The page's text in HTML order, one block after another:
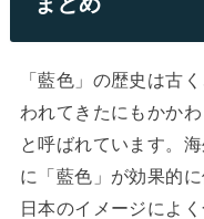
「藍色」の歴史は古
われてきたにもかか
と呼ばれています。
に「藍色」が効果的
日本のイメージによ